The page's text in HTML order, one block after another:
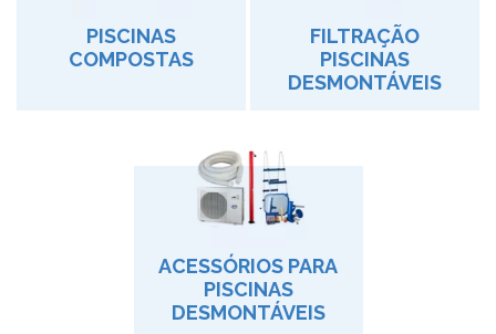
PISCINAS
COMPOSTAS
FILTRAÇÃO
PISCINAS
DESMONTÁVEIS
ACESSÓRIOS PARA
PISCINAS
DESMONTÁVEIS